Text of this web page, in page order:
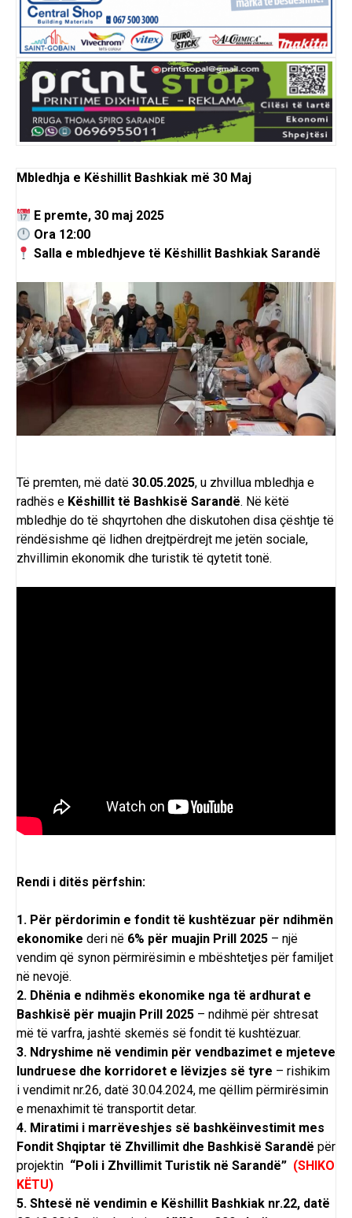
Mbledhja e Këshillit Bashkiak më 30 Maj
E premte, 30 maj 2025
Ora 12:00
Salla e mbledhjeve të Këshillit Bashkiak Sarandë
Të premten, më datë 30.05.2025, u zhvillua mbledhja e
radhës e Këshillit të Bashkisë Sarandë. Në këtë
mbledhje do të shqyrtohen dhe diskutohen disa çështje të
rëndësishme që lidhen drejtpërdrejt me jetën sociale,
zhvillimin ekonomik dhe turistik të qytetit tonë.
Rendi i ditës përfshin:
1. Për përdorimin e fondit të kushtëzuar për ndihmën
ekonomike deri në 6% për muajin Prill 2025 – një
vendim që synon përmirësimin e mbështetjes për familjet
në nevojë.
2. Dhënia e ndihmës ekonomike nga të ardhurat e
Bashkisë për muajin Prill 2025 – ndihmë për shtresat
më të varfra, jashtë skemës së fondit të kushtëzuar.
3. Ndryshime në vendimin për vendbazimet e mjeteve
lundruese dhe korridoret e lëvizjes së tyre – rishikim
i vendimit nr.26, datë 30.04.2024, me qëllim përmirësimin
e menaxhimit të transportit detar.
4. Miratimi i marrëveshjes së bashkëinvestimit mes
Fondit Shqiptar të Zhvillimit dhe Bashkisë Sarandë për
projektin “Poli i Zhvillimit Turistik në Sarandë” (SHIKO
KËTU)
5. Shtesë në vendimin e Këshillit Bashkiak nr.22, datë